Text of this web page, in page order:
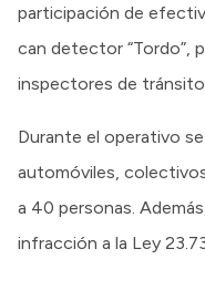
participación de
can detector “Tordo”,
inspectores de tránsito
Durante el operativo
automóviles,
a 40 personas.
infracción a la Ley